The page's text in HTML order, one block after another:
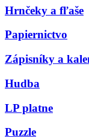
Hrnčeky a fľaše
Papiernictvo
Zápisníky a
Hudba
LP platne
Puzzle